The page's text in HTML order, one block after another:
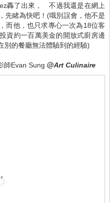
轟了出來， 不過我還是在網上
先睹為快吧！(哦別誤會，他不是
而他，也只求專心一次為18位客
資約一百萬美金的開放式廚房邊
別的餐廳無法體驗到的經驗)
師Evan Sung @Art Culinaire